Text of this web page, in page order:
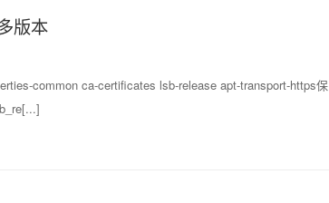
版本
common ca-certificates lsb-release apt-transport-https保